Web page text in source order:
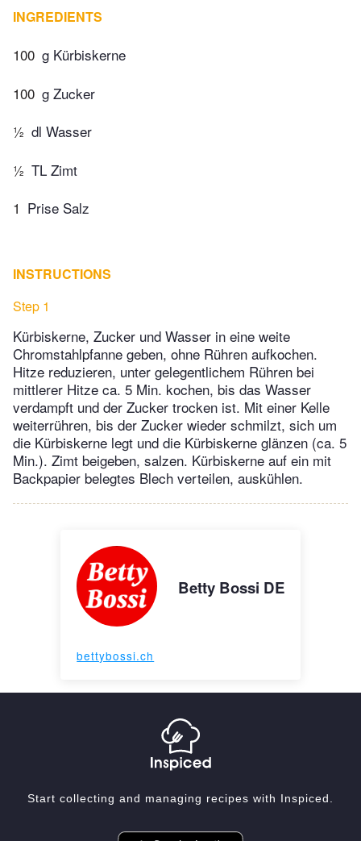
INGREDIENTS
100 g Kürbiskerne
100 g Zucker
½ dl Wasser
½ TL Zimt
1 Prise Salz
INSTRUCTIONS
Step 1
Kürbiskerne, Zucker und Wasser in eine weite
Chromstahlpfanne geben, ohne Rühren aufkochen.
Hitze reduzieren, unter gelegentlichem Rühren bei
mittlerer Hitze ca. 5 Min. kochen, bis das Wasser
verdampft und der Zucker trocken ist. Mit einer Kelle
weiterrühren, bis der Zucker wieder schmilzt, sich um
die Kürbiskerne legt und die Kürbiskerne glänzen (ca. 5
Min.). Zimt beigeben, salzen. Kürbiskerne auf ein mit
Backpapier belegtes Blech verteilen, auskühlen.
Betty Bossi DE
bettybossi.ch
Start collecting and managing recipes with Inspiced.